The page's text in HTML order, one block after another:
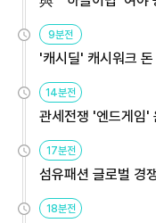
9분전
'캐시딜' 캐시워크
14분전
관세전쟁 '엔드게임'
용해야
17분전
섬유패션 글로벌 경
원
18분전